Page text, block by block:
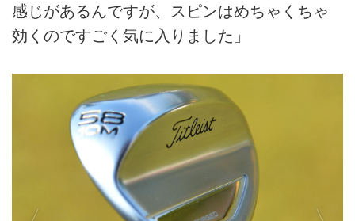
感じがあるんですが、スピンはめちゃくちゃ
効くのですごく気に入りました」